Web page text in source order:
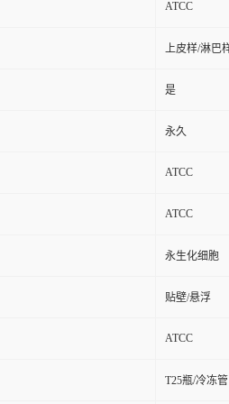
ATCC
上皮样/淋巴
是
永久
ATCC
ATCC
永生化细胞
贴壁/悬浮
ATCC
T25瓶/冷冻管